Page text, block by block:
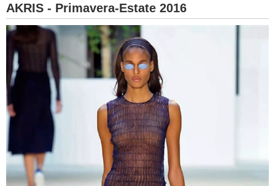
AKRIS - Primavera-Estate 2016